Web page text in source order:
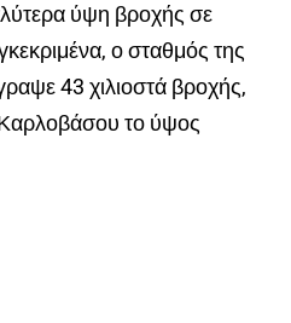
ύψη βροχής σε
ο σταθμός της
43 χιλιοστά βροχής,
το ύψος